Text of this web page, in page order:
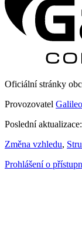
Oficiální stránky
Provozovatel
Poslední
Změna vzhledu,
Prohlášení o